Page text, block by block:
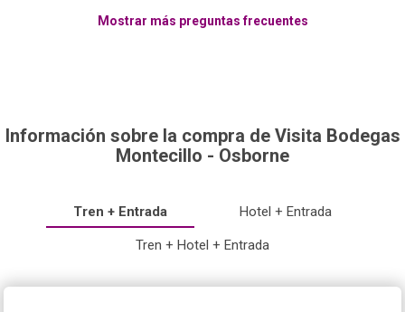
Mostrar más preguntas frecuentes
Información sobre la compra de Visita Bodegas
Montecillo - Osborne
Tren + Entrada Hotel + Entrada
Tren + Hotel + Entrada